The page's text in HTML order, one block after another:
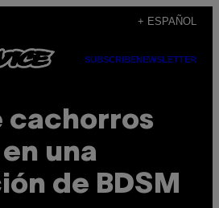
+ ESPAÑOL
SUBSCRIBENEWSLETTER
cachorros
una
de BDSM